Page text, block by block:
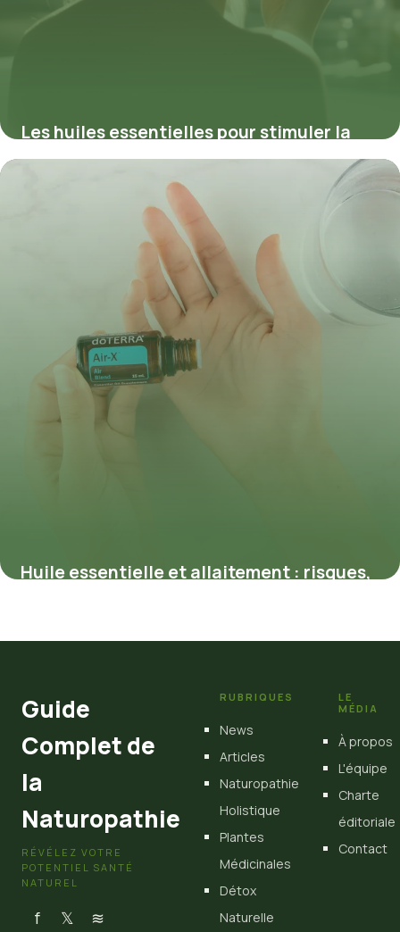
Les huiles essentielles pour stimuler la
pousse des cheveux : causes et solutions
Huile essentielle et allaitement : risques,
Guide
Complet de
la
Naturopathie
RÉVÉLEZ VOTRE
POTENTIEL SANTÉ
NATUREL
f 𝕏 ≋
RUBRIQUES
News
Articles
Naturopathie
Holistique
Plantes
Médicinales
Détox
Naturelle
LE
MÉDIA
À propos
L'équipe
Charte
éditoriale
Contact